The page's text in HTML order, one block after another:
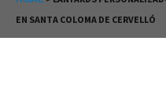
EN SANTA COLOMA DE CERVELLÓ